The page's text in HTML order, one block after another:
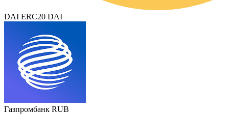
DAI ERC20 DAI
Газпромбанк RUB